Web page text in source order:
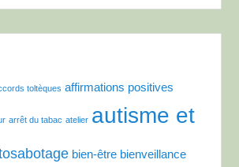
toltèques affirmations positives
arrêt du tabac atelier autisme et
bien-être bienveillance